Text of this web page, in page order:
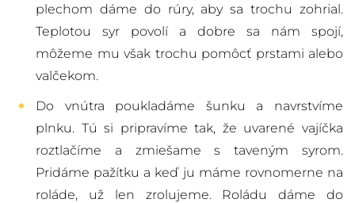
plechom dáme do rúry, aby sa trochu zohrial.
Teplotou syr povolí a dobre sa nám spojí,
môžeme mu však trochu pomôcť prstami alebo
valčekom.
Do vnútra poukladáme šunku a navrstvíme
plnku. Tú si pripravíme tak, že uvarené vajíčka
roztlačíme a zmiešame s taveným syrom.
Pridáme pažítku a keď ju máme rovnomerne na
roláde, už len zrolujeme. Roládu dáme do